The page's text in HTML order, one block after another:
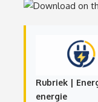
Rubriek |
energie